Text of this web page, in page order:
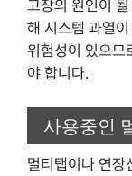
고장의 원인이
해 시스템 과열
위험성이 있으므
야 합니다.
사용중인
멀티탭이나 연장